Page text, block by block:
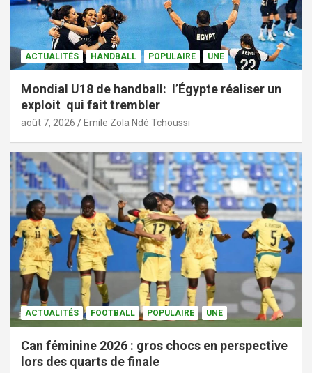
ACTUALITÉS HANDBALL POPULAIRE UNE
Mondial U18 de handball: l’Égypte réaliser un
exploit qui fait trembler
août 7, 2026 Emile Zola Ndé Tchoussi
ACTUALITÉS FOOTBALL POPULAIRE UNE
Can féminine 2026 : gros chocs en perspective
lors des quarts de finale